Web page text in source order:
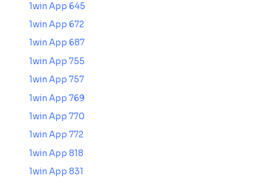
1win App 645
1win App 672
1win App 687
1win App 755
1win App 757
1win App 769
1win App 770
1win App 772
1win App 818
1win App 831